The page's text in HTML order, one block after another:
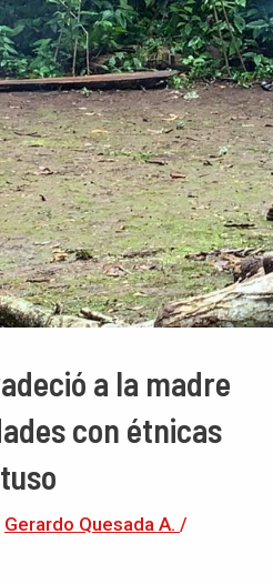
a la madre
con étnicas
Gerardo Quesada A. /